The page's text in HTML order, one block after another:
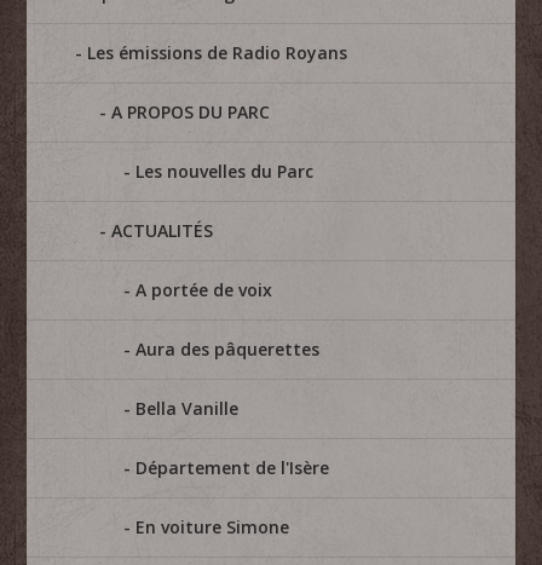
Les émissions de Radio Royans
A PROPOS DU PARC
Les nouvelles du Parc
ACTUALITÉS
A portée de voix
Aura des pâquerettes
Bella Vanille
Département de l'Isère
En voiture Simone